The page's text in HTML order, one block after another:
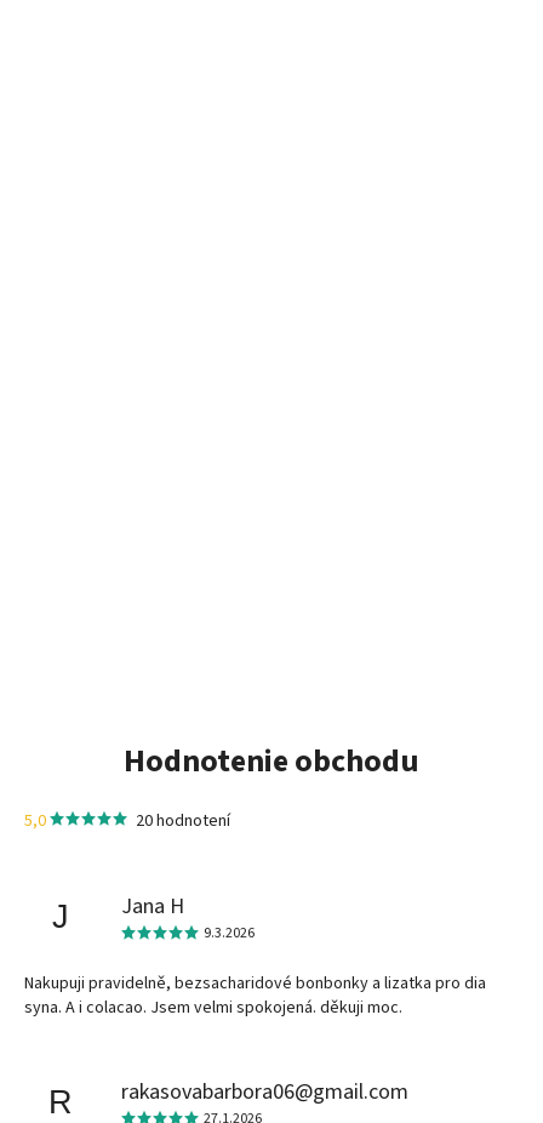
Hodnotenie obchodu
5,0 20 hodnotení
J Jana H
9.3.2026
Nakupuji pravidelně, bezsacharidové bonbonky a lizatka pro dia
syna. A i colacao. Jsem velmi spokojená. děkuji moc.
R rakasovabarbora06@gmail.com
27.1.2026